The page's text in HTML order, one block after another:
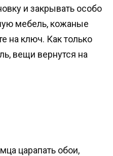
и закрывать особо
мебель, кожаные
на ключ. Как только
вещи вернутся на
царапать обои,